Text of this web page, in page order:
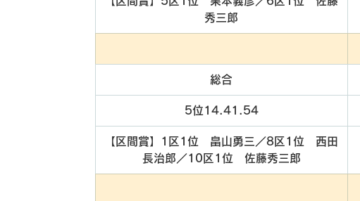
秀三郎
総合
5位14.41.54
【区間賞】1区1位　畠山勇三／8区1位　西田
長治郎／10区1位　佐藤秀三郎